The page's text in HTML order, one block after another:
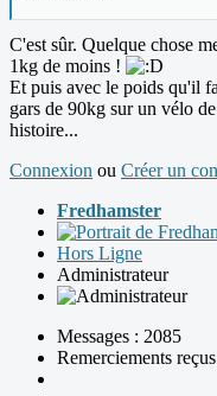
C'est sûr. Quelque chose
1kg de moins !
Et puis avec le poids qu'il
gars de 90kg sur un vélo
histoire...
Connexion ou Créer un
Fredhamster
Hors Ligne
Administrateur
Messages : 2085
Remerciements